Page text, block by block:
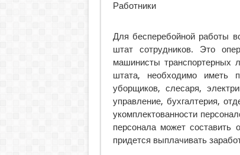
Работники
Для бесперебойной работы
штат сотрудников. Это
машинисты транспортерных
штата, необходимо иметь
уборщиков, слесаря,
управление, бухгалтерия,
укомплектованности
персонала может составить
придется выплачивать